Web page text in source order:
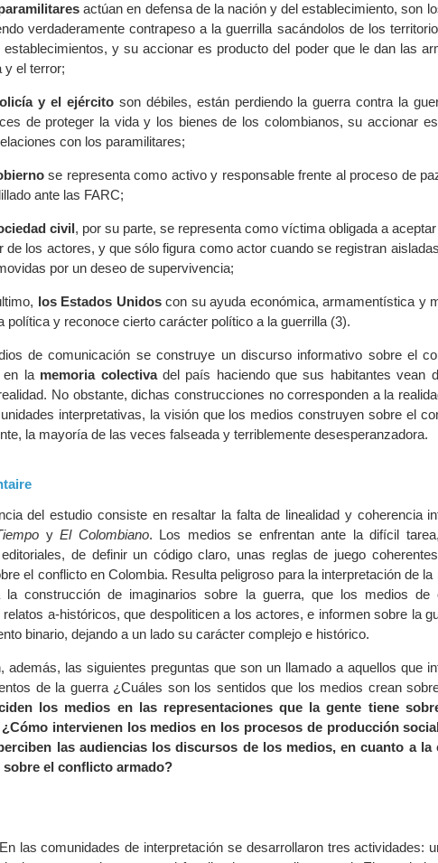
actúan en defensa de la nación y del establecimiento, son
verdaderamente contrapeso a la guerrilla sacándolos de los
establecimientos, y su accionar es producto del poder que le dan las
y el terror;
y el ejércitoson débiles, están perdiendo la guerra contra la
de proteger la vida y los bienes de los colombianos, su accionar
con los paramilitares;
se representa como activo y responsable frente al proceso de
ante las FARC;
civil, por su parte, se representa como víctima obligada a
de los actores, y que sólo figura como actor cuando se registran
por un deseo de supervivencia;
los Estados Unidoscon su ayuda económica, armamentística y
política y reconoce cierto carácter político a la guerrilla (3).
de comunicación se construye un discurso informativo sobre el
en la memoria colectivadel país haciendo que sus habitantes vean
No obstante, dichas construcciones no corresponden a la
interpretativas, la visión que los medios construyen sobre el
la mayoría de las veces falseada y terriblemente desesperanzadora.
del estudio consiste en resaltar la falta de linealidad y coherencia
yEl Colombiano. Los medios se enfrentan ante la difícil
de definir un código claro, unas reglas de juego
el conflicto en Colombia. Resulta peligroso para la interpretación de la
la construcción de imaginarios sobre la guerra, que los medios de
a-históricos, que despoliticen a los actores, e informen sobre la
binario, dejando a un lado su carácter complejo e histórico.
además, las siguientes preguntas que son un llamado a aquellos que
de la guerra ¿Cuáles son los sentidos que los medios crean
los medios en las representaciones que la gente tiene
¿Cómo intervienen los medios en los procesos de producción
las audiencias los discursos de los medios, en cuanto a la
sobre el conflicto armado?
las comunidades de interpretación se desarrollaron tres actividades: